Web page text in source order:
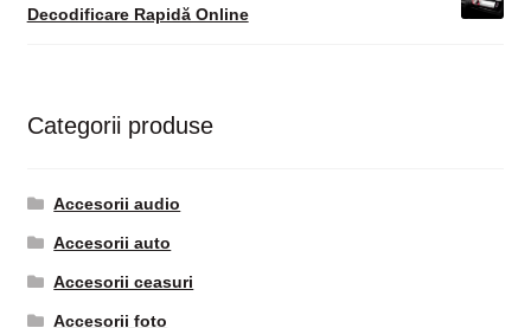
Decodificare Rapidă Online
Categorii produse
Accesorii audio
Accesorii auto
Accesorii ceasuri
Accesorii foto